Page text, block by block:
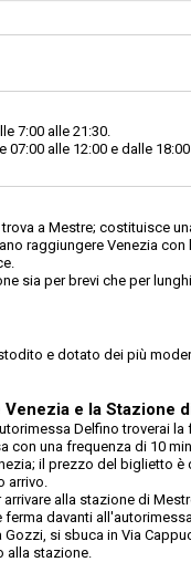
7:00 alle 21:30.
alle 12:00 e dalle 18:00
a Mestre; costituisce
raggiungere Venezia con
sia per brevi che per
e dotato dei più
e la Stazione
Delfino troverai la
con una frequenza di 10
il prezzo del biglietto è
arrivo.
alla stazione di
ferma davanti
si sbuca in Via
alla stazione.